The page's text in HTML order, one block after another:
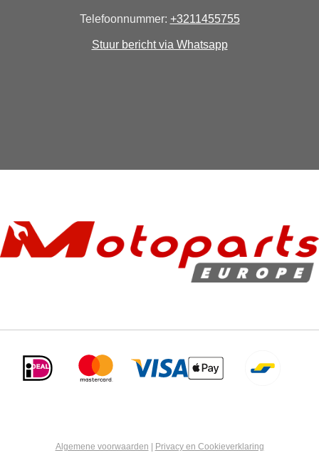
Telefoonnummer: +3211455755
Stuur bericht via Whatsapp
Algemene voorwaarden Privacy en Cookieverklaring